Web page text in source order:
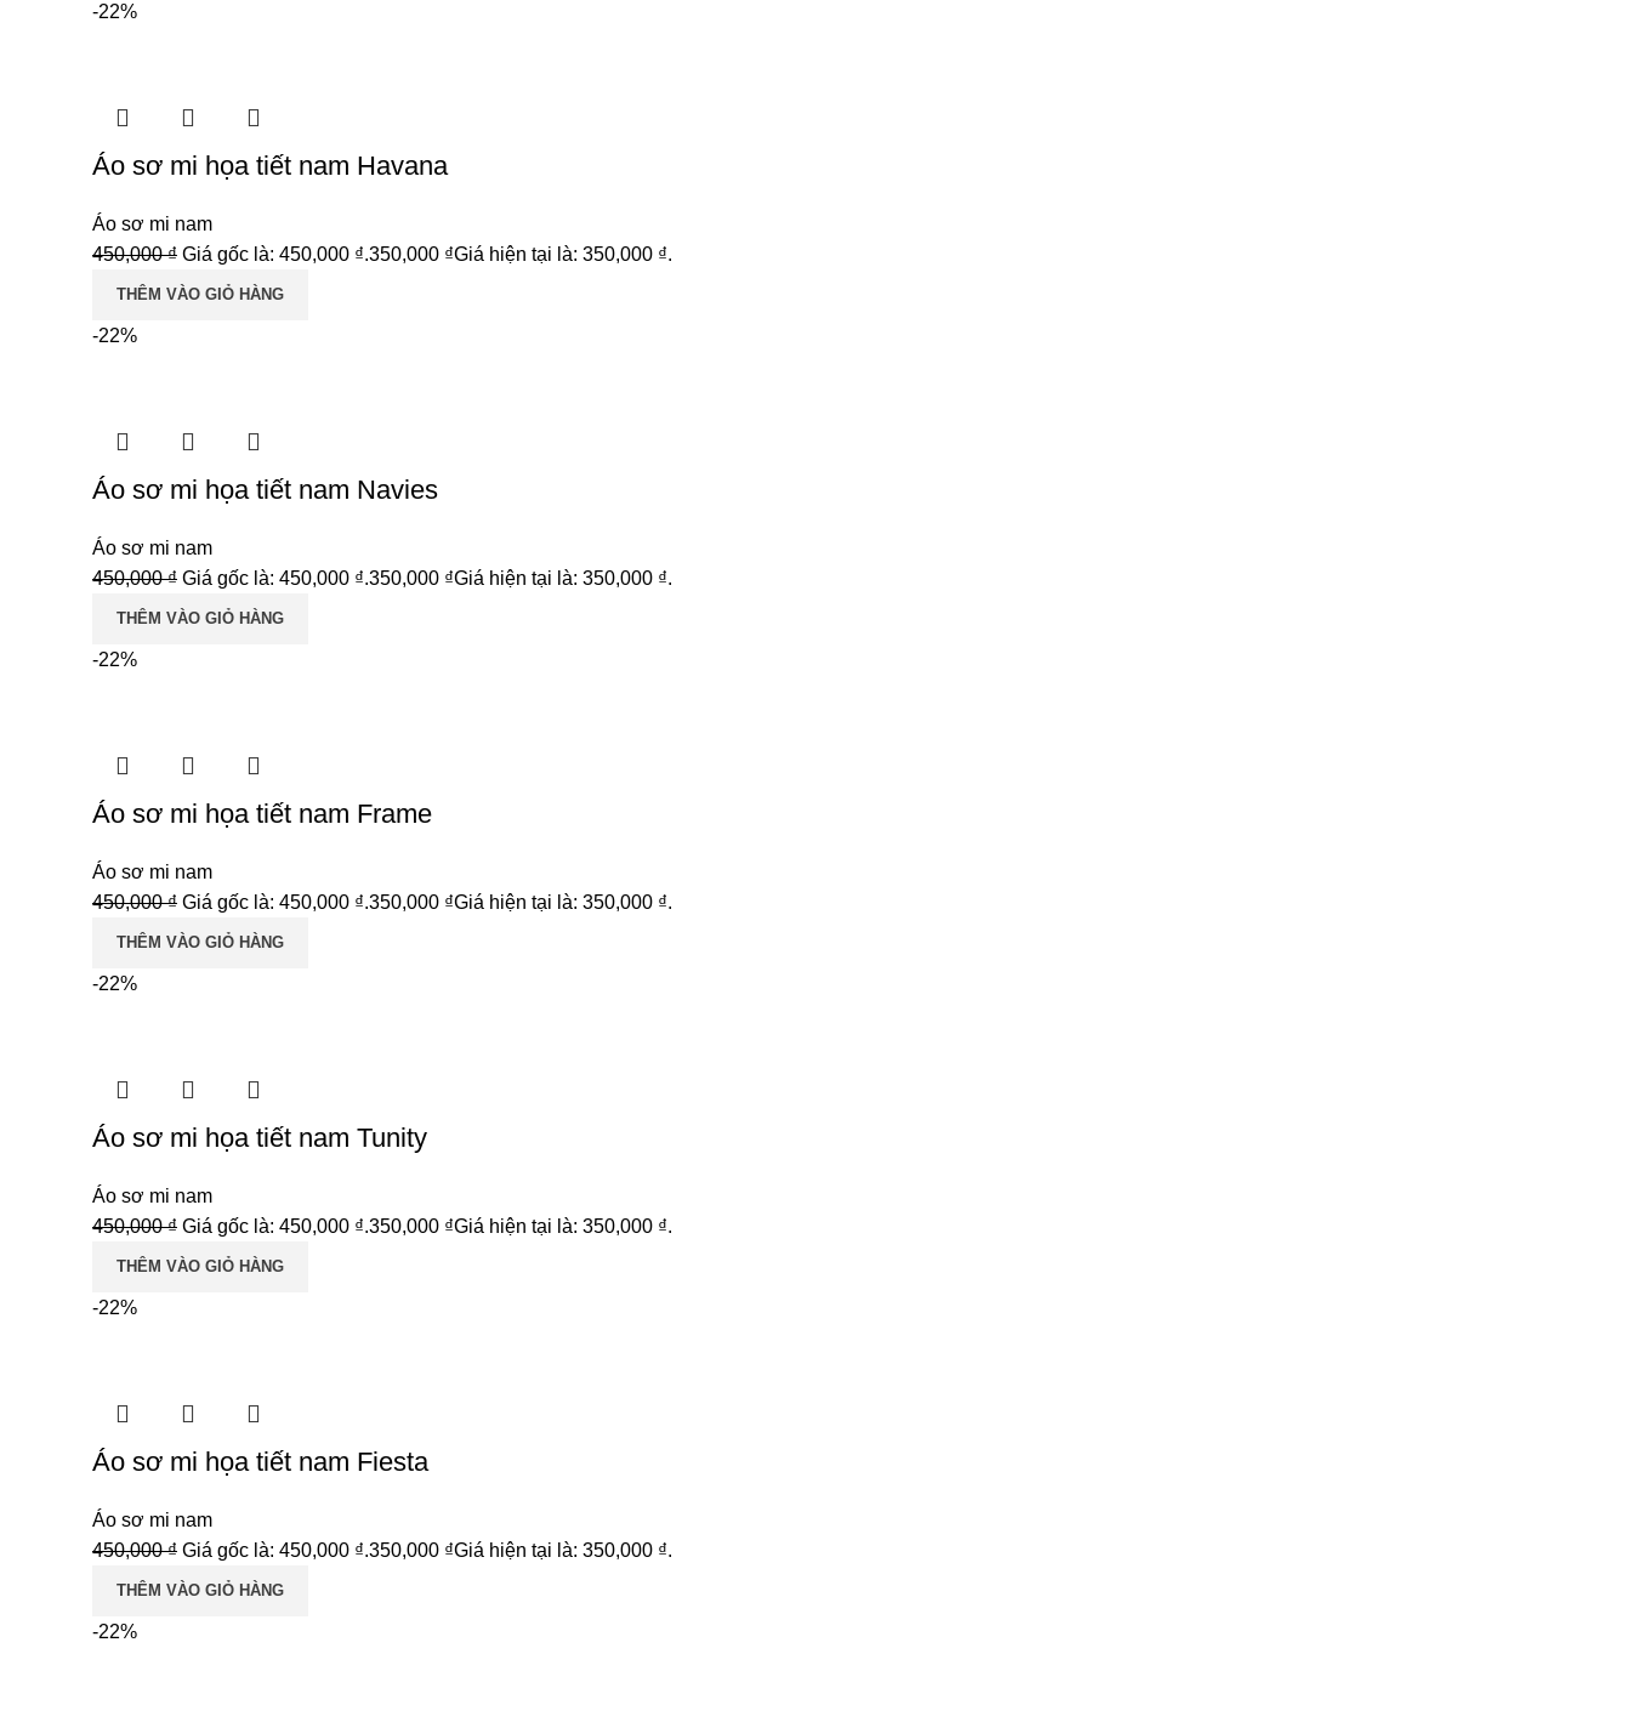
-22%
Áo sơ mi họa tiết nam Havana
Áo sơ mi nam
450,000₫ Giá gốc là: 450,000 ₫.350,000 ₫Giá hiện tại là: 350,000 ₫.
THÊM VÀO GIỎ HÀNG
-22%
Áo sơ mi họa tiết nam Navies
Áo sơ mi nam
450,000₫ Giá gốc là: 450,000 ₫.350,000 ₫Giá hiện tại là: 350,000 ₫.
THÊM VÀO GIỎ HÀNG
-22%
Áo sơ mi họa tiết nam Frame
Áo sơ mi nam
450,000₫ Giá gốc là: 450,000 ₫.350,000 ₫Giá hiện tại là: 350,000 ₫.
THÊM VÀO GIỎ HÀNG
-22%
Áo sơ mi họa tiết nam Tunity
Áo sơ mi nam
450,000₫ Giá gốc là: 450,000 ₫.350,000 ₫Giá hiện tại là: 350,000 ₫.
THÊM VÀO GIỎ HÀNG
-22%
Áo sơ mi họa tiết nam Fiesta
Áo sơ mi nam
450,000₫ Giá gốc là: 450,000 ₫.350,000 ₫Giá hiện tại là: 350,000 ₫.
THÊM VÀO GIỎ HÀNG
-22%